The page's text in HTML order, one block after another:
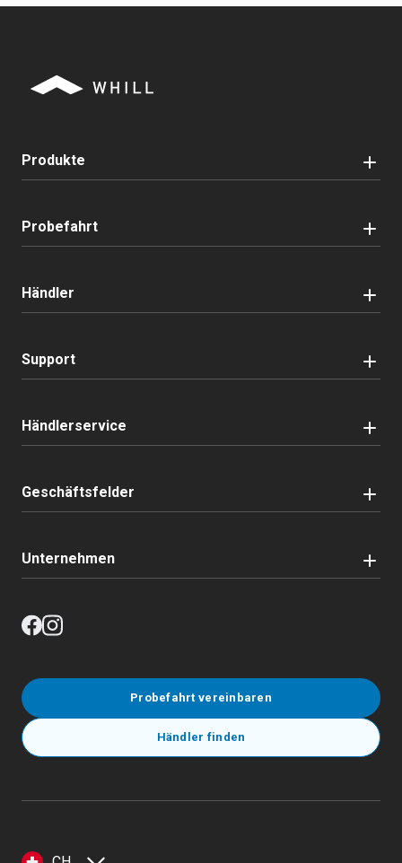
Produkte
Probefahrt
Händler
Support
Händlerservice
Geschäftsfelder
Unternehmen
Probefahrt vereinbaren
Händler finden